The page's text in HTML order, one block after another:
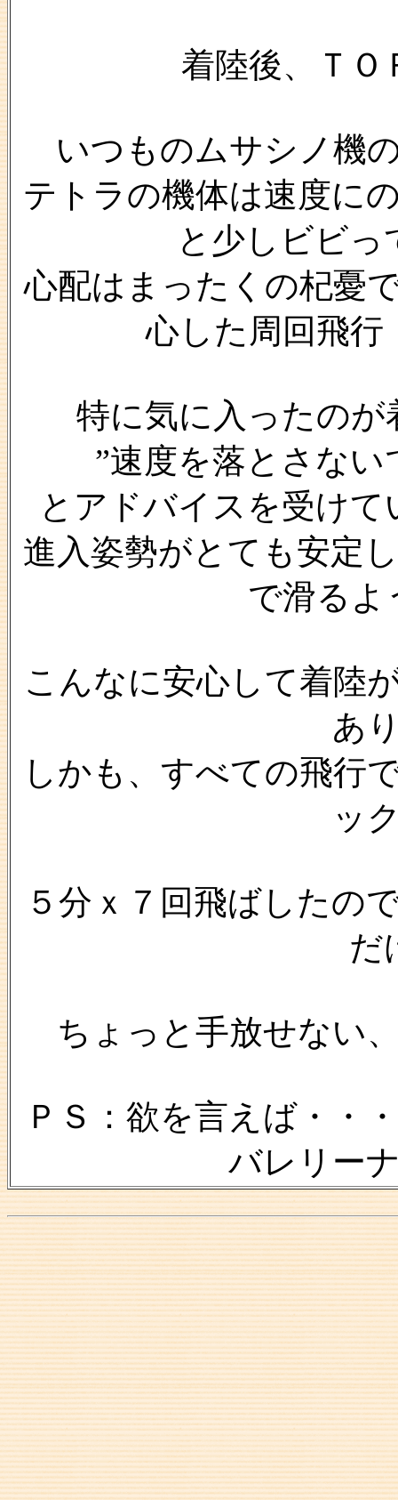
着陸後、ＴＯ
いつものムサシノ機
テトラの機体は速度に
と少しビビ
心配はまったくの杞憂
心した周回飛行
特に気に入ったの
”速度を落とさな
とアドバイスを受け
進入姿勢がとても安定
で滑るよ
こんなに安心して着陸
あ
しかも、すべての飛行
ッ
５分ｘ７回飛ばしたの
だ
ちょっと手放せない
ＰＳ：欲を言えば・・
バレリー